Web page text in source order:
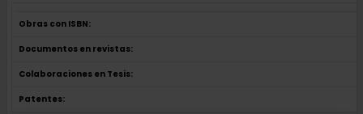
Obras con ISBN:
Documentos en revistas:
Colaboraciones en Tesis:
Patentes: